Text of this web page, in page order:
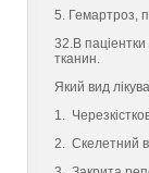
5. Гемартроз,
32.В
тканин.
Який вид
1.
2. Скелетний